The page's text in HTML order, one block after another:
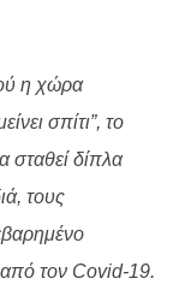
η χώρα
σπίτι”, το
σταθεί δίπλα
τους
από τον Covid-19.